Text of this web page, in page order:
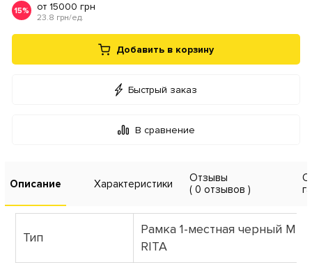
15% от 15000 грн
23.8 грн/ед.
Добавить в корзину
Быстрый заказ
В сравнение
Описание Характеристики
Отзывы
( 0 отзывов )
Тип
Рамка 1-местная черный
RITA